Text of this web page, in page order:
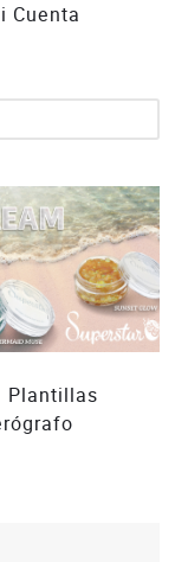
Cuenta
Plantillas